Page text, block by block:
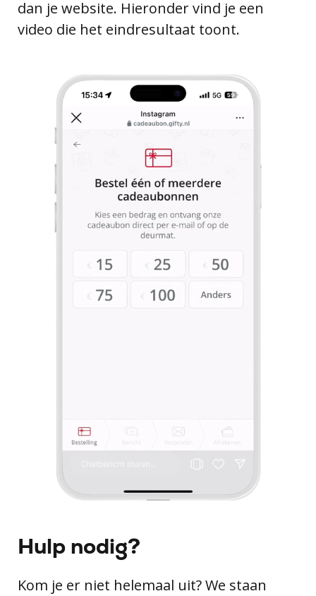
dan je website. Hieronder vind je een
video die het eindresultaat toont.
Hulp nodig?
Kom je er niet helemaal uit? We staan